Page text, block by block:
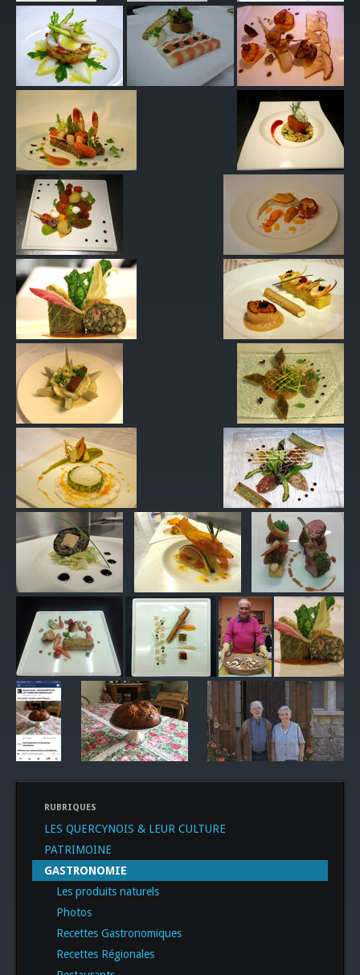
RUBRIQUES
LES QUERCYNOIS & LEUR CULTURE
PATRIMOINE
GASTRONOMIE
Les produits naturels
Photos
Recettes Gastronomiques
Recettes Régionales